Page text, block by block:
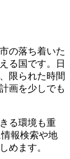
の落ち着いた
る国です。日
限られた時間
画を少しでも
る環境も重
報検索や地
めます。